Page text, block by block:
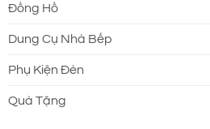
Đồng Hồ
Dung Cụ Nhà Bếp
Phụ Kiện Đèn
Quà Tặng